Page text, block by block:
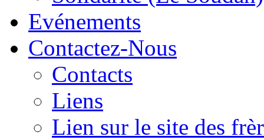
Evénements
Contactez-Nous
Contacts
Liens
Lien sur le site des